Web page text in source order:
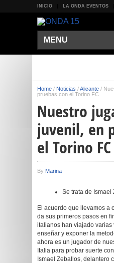
INICIO LA ONDA EVENTOS
MENU
Home / Noticias /Alicante /
pruebas con el Torino FC
Nuestro
juvenil, en
el Torino FC
By Marina
Se trata de Ismael
El acuerdo que llevamos a
da sus primeros pasos en
italianos han viajado varias
enseñar y exponer la
ahora es un jugador de
Italia para probar suerte
Ismael Zeballos, delantero